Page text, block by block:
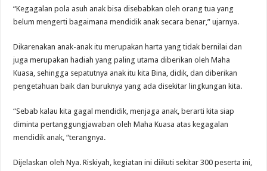
“Kegagalan pola asuh anak bisa disebabkan oleh orang tua yang
belum mengerti bagaimana mendidik anak secara benar,” ujarnya.
Dikarenakan anak-anak itu merupakan harta yang tidak bernilai dan
juga merupakan hadiah yang paling utama diberikan oleh Maha
Kuasa, sehingga sepatutnya anak itu kita Bina, didik, dan diberikan
pengetahuan baik dan buruknya yang ada disekitar lingkungan kita.
“Sebab kalau kita gagal mendidik, menjaga anak, berarti kita siap
diminta pertanggungjawaban oleh Maha Kuasa atas kegagalan
mendidik anak, “terangnya.
Dijelaskan oleh Nya. Riskiyah, kegiatan ini diikuti sekitar 300 peserta ini,